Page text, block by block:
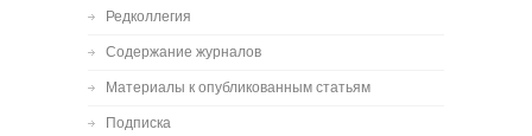
Редколлегия
Содержание журналов
Материалы к опубликованным статьям
Подписка